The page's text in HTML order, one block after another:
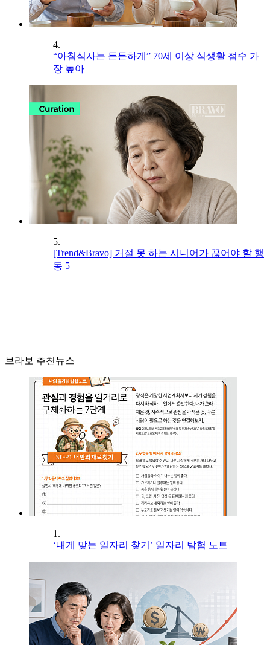
4.
“아침식사는 든든하게” 70세 이상 식생활 점수 가
장 높아
5.
[Trend&Bravo] 거절 못 하는 시니어가 끊어야 할 행
동 5
브라보 추천뉴스
1.
‘내게 맞는 일자리 찾기’ 일자리 탐험 노트